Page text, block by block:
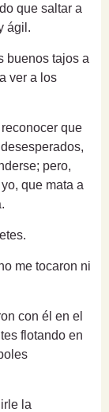
que saltar a
ágil.
buenos tajos a
ver a los
que
pero,
que mata a
me tocaron ni
con él en el
flotando en
la